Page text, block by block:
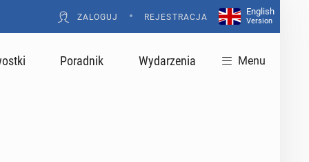
ZALOGUJ • REJESTRACJA
English
Version
Poradnik Wydarzenia Menu